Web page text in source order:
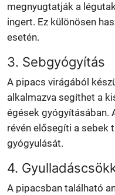
megnyugtatják a
ingert. Ez különösen
esetén.
3. Sebgyógyítás
A pipacs virágából
alkalmazva segíthet a
égések gyógyításában.
révén elősegíti a sebek
gyógyulását.
4.
A pipacsban található